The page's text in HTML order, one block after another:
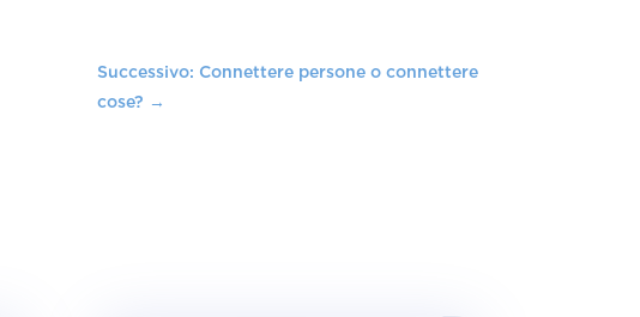
Successivo: Connettere persone o connettere
cose? →